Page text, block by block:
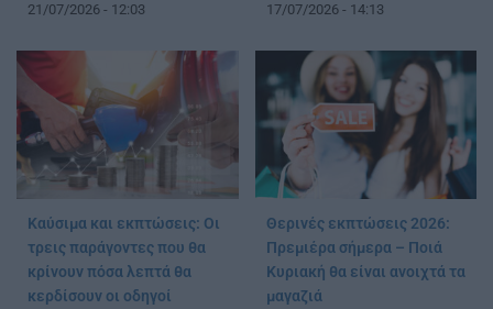
21/07/2026 - 12:03 17/07/2026 - 14:13
Καύσιμα και εκπτώσεις: Οι
τρεις παράγοντες που θα
κρίνουν πόσα λεπτά θα
κερδίσουν οι οδηγοί
Θερινές εκπτώσεις 2026:
Πρεμιέρα σήμερα – Ποιά
Κυριακή θα είναι ανοιχτά τα
μαγαζιά